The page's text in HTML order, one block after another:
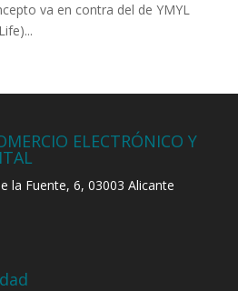
va en contra del de YMYL
ELECTRÓNICO Y
la Fuente, 6, 03003 Alicante